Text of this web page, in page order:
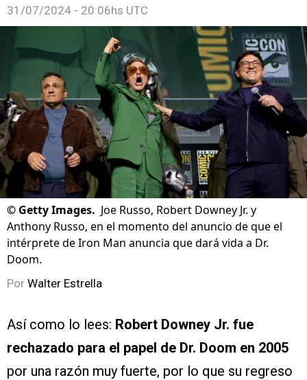
31/07/2024 - 20:06hs UTC
© Getty Images. Joe Russo, Robert Downey Jr. y
Anthony Russo, en el momento del anuncio de que el
intérprete de Iron Man anuncia que dará vida a Dr.
Doom.
Por Walter Estrella
Así como lo lees: Robert Downey Jr. fue
rechazado para el papel de Dr. Doom en 2005
por una razón muy fuerte, por lo que su regreso